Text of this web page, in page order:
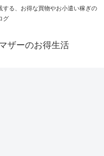
る、お得な買物やお小遣い稼ぎの
グ
ザーのお得生活